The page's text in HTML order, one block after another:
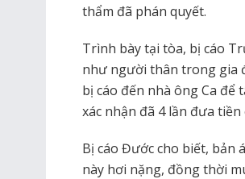
thẩm đã phán quyết.
Trình bày tại tòa, bị cáo
như người thân trong gia
bị cáo đến nhà ông Ca để
xác nhận đã 4 lần đưa tiền
Bị cáo Đước cho biết, bản
này hơi nặng, đồng thời